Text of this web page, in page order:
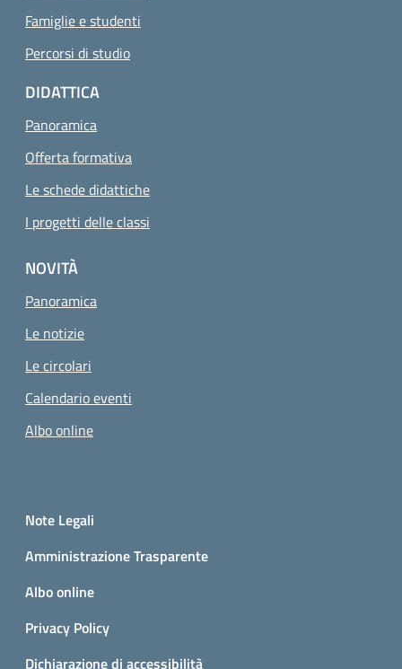
Famiglie e studenti
Percorsi di studio
DIDATTICA
Panoramica
Offerta formativa
Le schede didattiche
I progetti delle classi
NOVITÀ
Panoramica
Le notizie
Le circolari
Calendario eventi
Albo online
Small prints
Note Legali
Amministrazione Trasparente
Albo online
Privacy Policy
Dichiarazione di accessibilità